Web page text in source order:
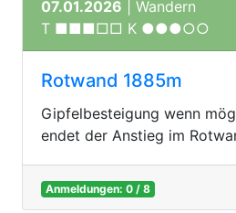
07.01.2026 | Wandern
T ■■■□□ K ●●●○○
Rotwand 1885m
Gipfelbesteigung wenn
endet der Anstieg im
Anmeldungen: 0 / 8